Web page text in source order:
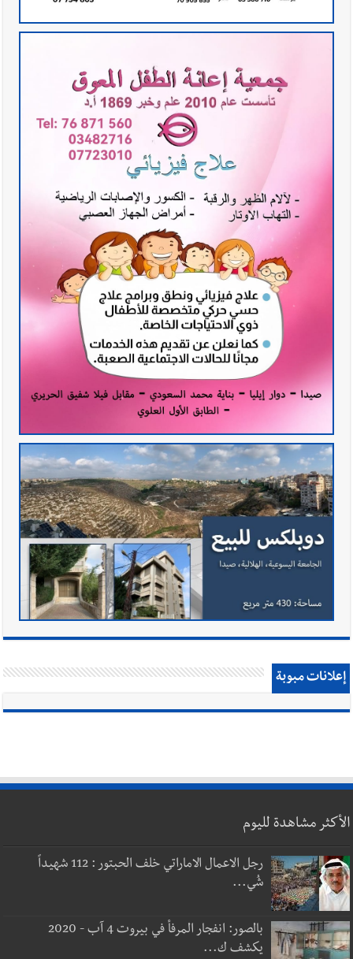
إعلانات مبوبة
الأكثر مشاهدة لليوم
رجل الاعمال الاماراتي خلف الحبتور : 112 شهيداً
شُي...
بالصور: انفجار المرفأ في بيروت 4 آب - 2020
يكشف ك...